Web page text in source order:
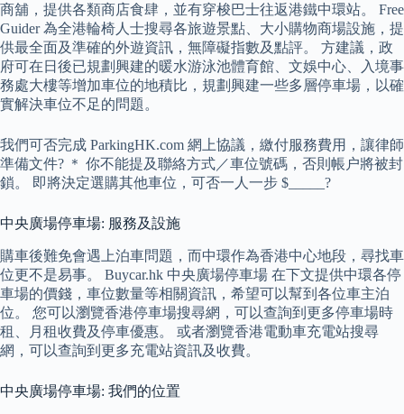
商舖，提供各類商店食肆，並有穿梭巴士往返港鐵中環站。 Free
Guider 為全港輪椅人士搜尋各旅遊景點、大小購物商場設施，提
供最全面及準確的外遊資訊，無障礙指數及點評。 方建議，政
府可在日後已規劃興建的暖水游泳池體育館、文娛中心、入境事
務處大樓等增加車位的地積比，規劃興建一些多層停車場，以確
實解決車位不足的問題。
我們可否完成 ParkingHK.com 網上協議，繳付服務費用，讓律師
準備文件? ＊ 你不能提及聯絡方式／‎車位號碼，否則帳户將被封
鎖。 即將決定選購其他車位，可否一人一步 $_____?
中央廣場停車場: 服務及設施
購車後難免會遇上泊車問題，而中環作為香港中心地段，尋找車
位更不是易事。 Buycar.hk 中央廣場停車場 在下文提供中環各停
車場的價錢，車位數量等相關資訊，希望可以幫到各位車主泊
位。 您可以瀏覽香港停車場搜尋網，可以查詢到更多停車場時
租、月租收費及停車優惠。 或者瀏覽香港電動車充電站搜尋
網，可以查詢到更多充電站資訊及收費。
中央廣場停車場: 我們的位置